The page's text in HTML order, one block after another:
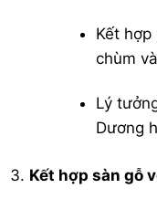
Kết
chùm
Lý
Dương
Kết hợp sàn gỗ